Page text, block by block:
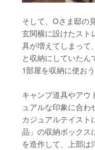
そして、Oさま邸の
玄関横に設けたスト
具が増えてしまって
と収納にしていたん
1部屋を収納に使お
キャンプ道具やアウ
ュアルな印象に合
カジュアルテイスト
品」の収納ボックス
を造作して、上部は